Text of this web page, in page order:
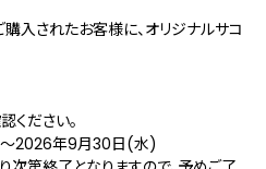
入されたお客様に、オリジナルサコ
ください。
2026年9月30日(水)